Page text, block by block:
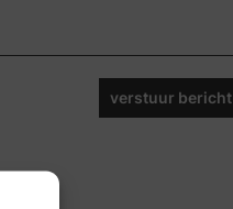
verstuur bericht